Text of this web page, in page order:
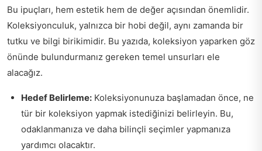
Bu ipuçları, hem estetik hem de değer açısından önemlidir.
Koleksiyonculuk, yalnızca bir hobi değil, aynı zamanda bir
tutku ve bilgi birikimidir. Bu yazıda, koleksiyon yaparken göz
önünde bulundurmanız gereken temel unsurları ele
alacağız.
Hedef Belirleme: Koleksiyonunuza başlamadan önce, ne
tür bir koleksiyon yapmak istediğinizi belirleyin. Bu,
odaklanmanıza ve daha bilinçli seçimler yapmanıza
yardımcı olacaktır.